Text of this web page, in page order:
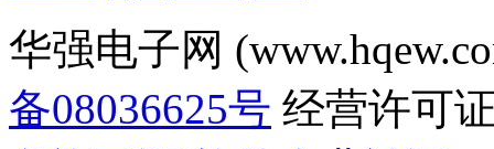
华强电子网
备08036625号 经营许可